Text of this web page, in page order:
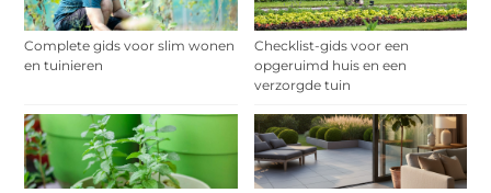
Complete gids voor slim wonen
en tuinieren
Checklist-gids voor een
opgeruimd huis en een
verzorgde tuin